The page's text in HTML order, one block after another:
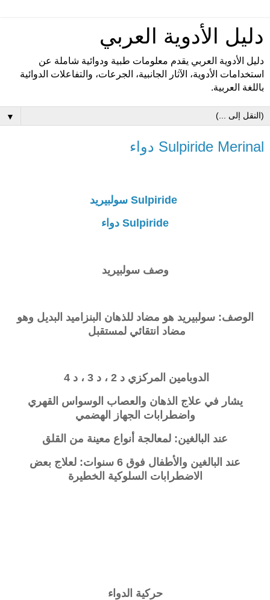
دليل الأدوية العربي
دليل الأدوية العربي يقدم معلومات طبية ودوائية شاملة عن
استخدامات الأدوية، الآثار الجانبية، الجرعات، والتفاعلات الدوائية
باللغة العربية.
▼
Sulpiride Merinal دواء
Sulpiride سولبيريد
Sulpiride دواء
وصف سولبيريد
الوصف: سولبيريد هو مضاد للذهان البنزاميد البديل وهو
مضاد انتقائي لمستقبل
الدوبامين المركزي د 2 ، د 3 ، د 4
يشار في علاج الذهان والعصاب الوسواس القهري
واضطرابات الجهاز الهضمي
عند البالغين: لمعالجة أنواع معينة من القلق
عند البالغين والأطفال فوق 6 سنوات: لعلاج بعض
الاضطرابات السلوكية الخطيرة
حركية الدواء